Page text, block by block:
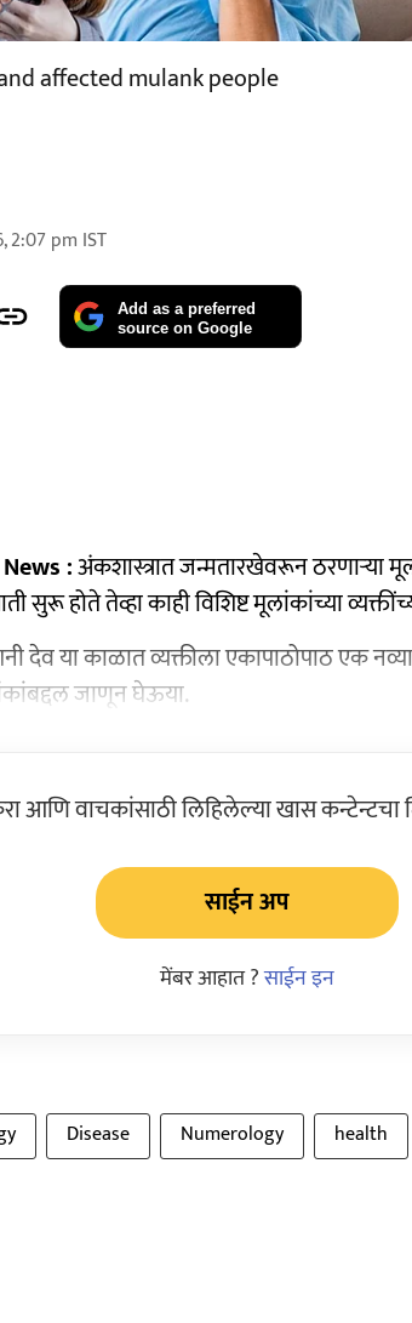
affected mulank people
2:07 pm IST
Add as a preferred
source on Google
:अंकशास्त्रात जन्मतारखेवरून ठरणाऱ्या
सुरू होते तेव्हा काही विशिष्ट मूलांकांच्या
देव या काळात व्यक्तीला एकापाठोपाठ एक
जाणून घेऊया.
आणि वाचकांसाठी लिहिलेल्या खास कन्टेन्टचा
साईन अप
मेंबर आहात ?साईन इन
Disease Numerology health